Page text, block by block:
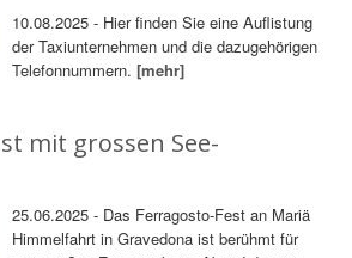
10.08.2025 - Hier finden Sie eine Auflistung
der Taxiunternehmen und die dazugehörigen
Telefonnummern.[mehr]
mit grossen See-
25.06.2025 - Das Ferragosto-Fest an Mariä
Himmelfahrt in Gravedona ist berühmt für